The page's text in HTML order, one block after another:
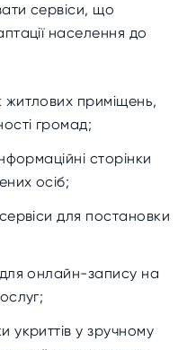
сервіси, що
населення до
приміщень,
громад;
сторінки
осіб;
для постановки
онлайн-запису на
у зручному